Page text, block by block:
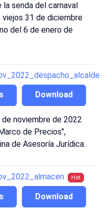
senda del carnaval
31 de diciembre
del 6 de enero de
Download
noviembre de 2022
de Precios",
de Asesoría Jurídica.
Hot
Download